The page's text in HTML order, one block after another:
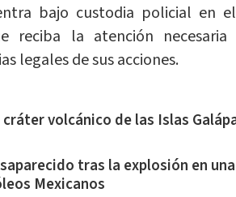
bajo custodia policial en
reciba la atención
legales de sus acciones.
volcánico de las Islas
tras la explosión en una
Mexicanos